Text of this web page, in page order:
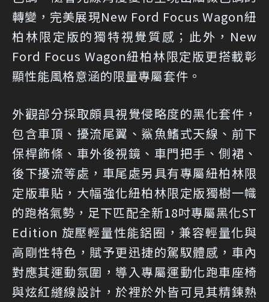
轉變，完美展現New Ford Focus Wagon紐
柏林限定版的獨特視覺質感；此外，New
Ford Focus Wagon紐柏林限定版更搭載彰
顯性能風格意涵的限量專屬套件。
外觀部分採取頗具視覺侵略度的黑化套件，
包含車頂、擾流尾翼、鯊魚鰭式天線、前下
保桿飾條、車外後視鏡、車門把手、側裙、
後下擾流等處，車尾處另具有專屬紐柏林限
定版車貼，大幅強化紐柏林限定版獨樹一幟
的跑格氣勢，足下匹配全新18吋專屬黑化ST
Edition 旋壓輕量性能鋁圈，兼容輕量化與
高剛性特色，賦予更迅捷的駕馭體感，車內
對應其運動氛圍，導入專屬運動化跑車座椅
與炫紅縫線設計，於裡於外皆可見其精鍊熱